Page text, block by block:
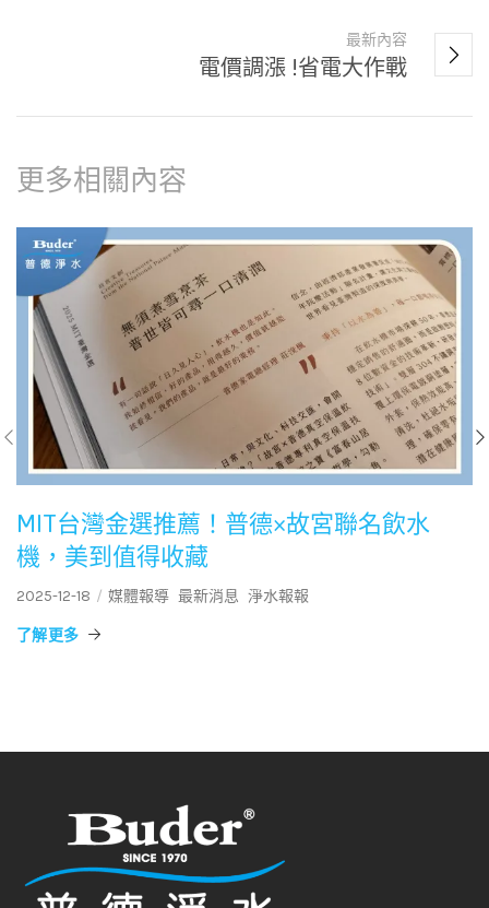
最新內容
電價調漲 !省電大作戰
更多相關內容
MIT台灣金選推薦！普德×故宮聯名飲水
機，美到值得收藏
2025-12-18 媒體報導 最新消息 淨水報報
了解更多